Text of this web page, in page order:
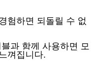
험하면 되돌릴 수 없
과 함께 사용하면 모
껴집니다.